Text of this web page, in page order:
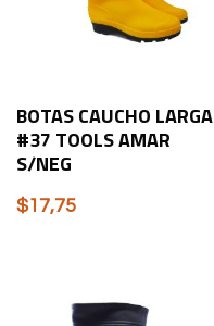
BOTAS CAUCHO LARGA
#37 TOOLS AMAR
S/NEG
$17,75